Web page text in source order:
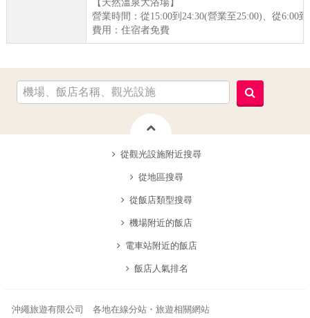
【天然溫泉大浴場】
營業時間：從15:00到24:30(營業至25:00)、從6:00
費用：住宿者免費
從觀光設施附近搜尋
從地區搜尋
從飯店類型搜尋
機場附近的飯店
電車站附近的飯店
飯店人氣排名
沖繩旅遊有限公司 各地在線分站・旅遊相關網站